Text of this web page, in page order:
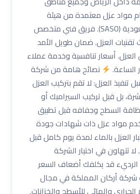
مواد عزل معتمدة من هيئة
المواصفات السعودية (SASO). فريق فني متخصص
العزل. ضمان طويل الأمد
أسعار تنافسية وخدمة عملاء
الساعة.
نصائح هامة من شركة
تنفيذ العزل: لا تقم بتركيب العزل
بل قبل تركيب السيراميك أو
السطح وجفافه قبل تطبيق
مواد عزل ذات شهادات جودة
العزل بالماء لمدة يوم كامل قبل
تتهاون في اختيار الشركة
الرديء قد يكلفك أضعاف السعر
أركان المملكة في مجال